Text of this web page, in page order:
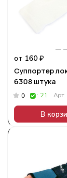
от 160 ₽
Суппортер
6308 штука
0 : 21 Арт.
В